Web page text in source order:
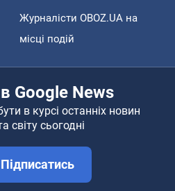
Журналісти OBOZ.UA на
місці подій
Google News
в курсі останніх новин
світу сьогодні
Підписатись